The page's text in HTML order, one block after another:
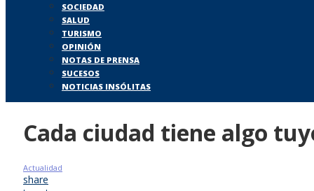
SOCIEDAD
SALUD
TURISMO
OPINIÓN
NOTAS DE PRENSA
SUCESOS
NOTICIAS INSÓLITAS
Cada ciudad tiene algo
Actualidad
share